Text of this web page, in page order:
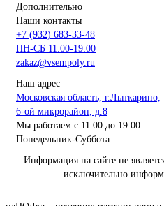
Дополнительно
Наши контакты
+7 (932) 683-33-48
ПН-СБ 11:00-19:00
zakaz@vsempoly.ru
Наш адрес
Московская область, г.Лыткарино,
6-ой микрорайон, д.8
Мы работаем с 11:00 до 19:00
Понедельник-Суббота
Информация на сайте не
исключительно